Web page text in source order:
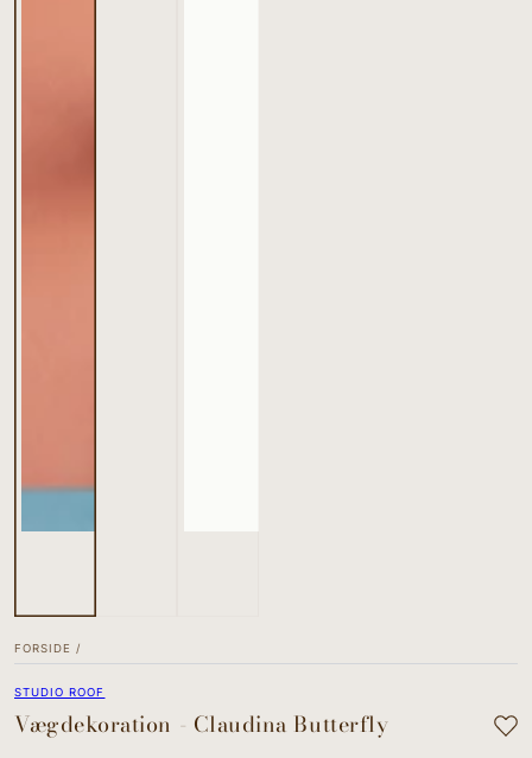
FORSIDE /
STUDIO ROOF
Vægdekoration - Claudina Butterfly